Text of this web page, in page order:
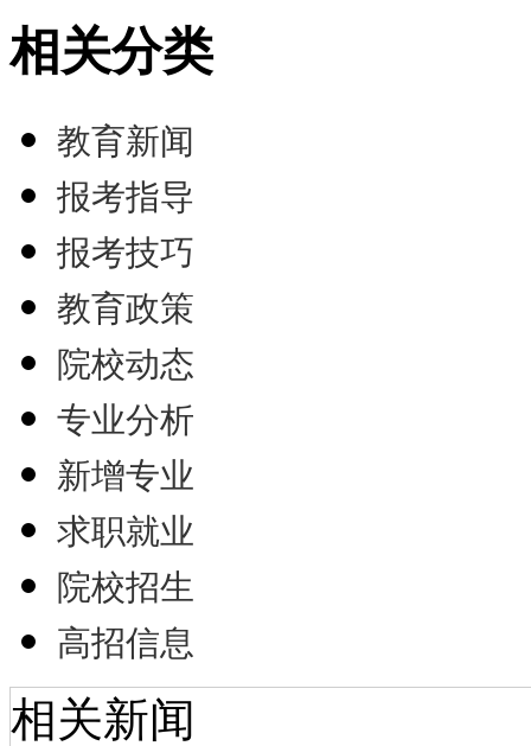
相关分类
教育新闻
报考指导
报考技巧
教育政策
院校动态
专业分析
新增专业
求职就业
院校招生
高招信息
相关新闻